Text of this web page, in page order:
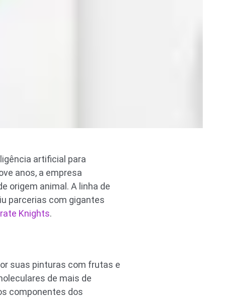
artificial para
anos, a empresa
origem animal. A linha de
parcerias com gigantes
Knights.
suas pinturas com frutas e
de mais de
componentes dos